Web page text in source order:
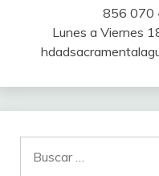
856 070
Lunes a Viernes